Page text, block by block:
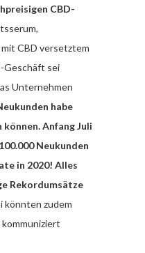
CBD-
CBD versetztem
Geschäft sei
Unternehmen
habe
können. Anfang Juli
Neukunden
in 2020! Alles
Rekordumsätze
könnten zudem